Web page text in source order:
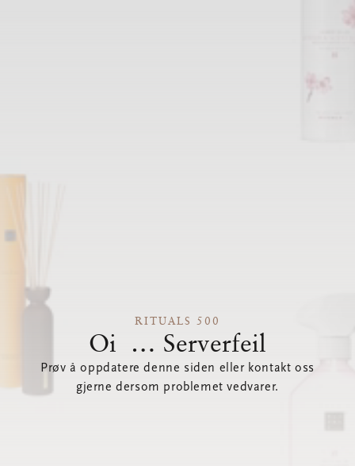
RITUALS 500
Oi … Serverfeil
Prøv å oppdatere denne siden eller kontakt oss
gjerne dersom problemet vedvarer.